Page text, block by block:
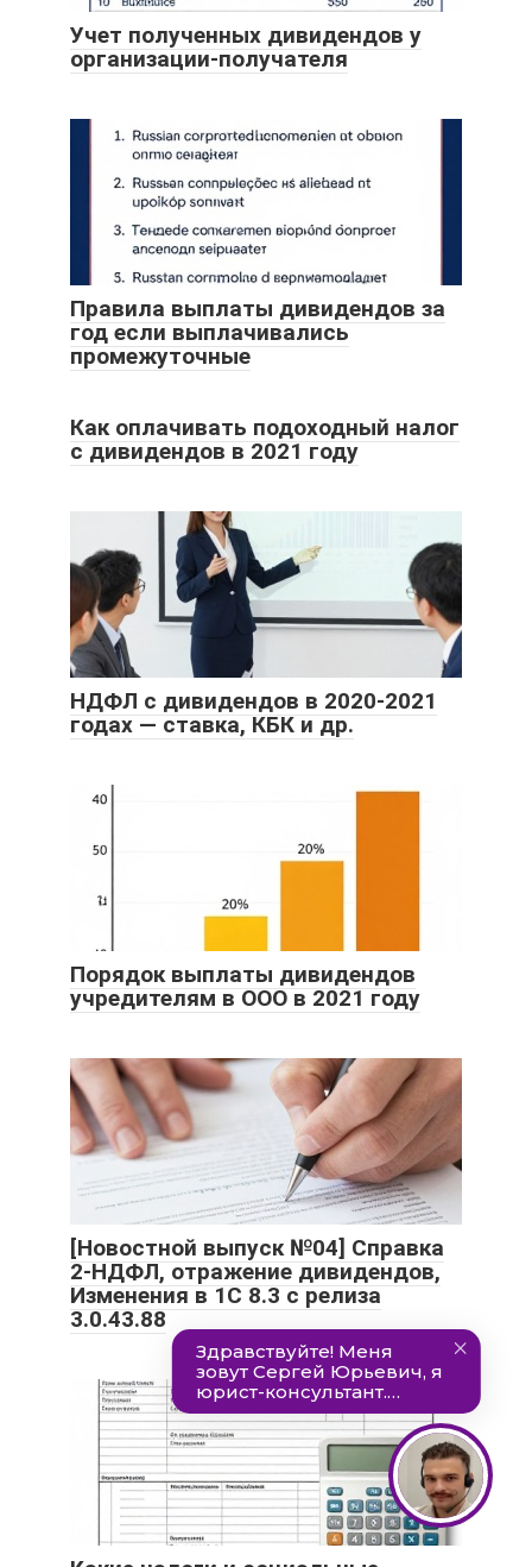
Учет полученных дивидендов у
организации-получателя
Правила выплаты дивидендов за
год если выплачивались
промежуточные
Как оплачивать подоходный налог
с дивидендов в 2021 году
НДФЛ с дивидендов в 2020-2021
годах — ставка, КБК и др.
Порядок выплаты дивидендов
учредителям в ООО в 2021 году
[Новостной выпуск №04] Справка
2-НДФЛ, отражение дивидендов,
Изменения в 1С 8.3 с релиза
3.0.43.88